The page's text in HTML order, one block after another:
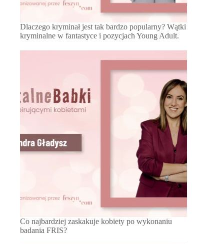
Dlaczego kryminał jest tak bardzo popularny? Wątki
kryminalne w fantastyce i pozycjach Young Adult.
Co najbardziej zaskakuje kobiety po wykonaniu
badania FRIS?